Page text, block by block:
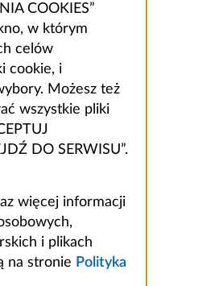
COOKIES”
w którym
celów
cookie, i
Możesz też
wszystkie pliki
DO SERWISU”.
więcej informacji
i plikach
na stronie Polityka